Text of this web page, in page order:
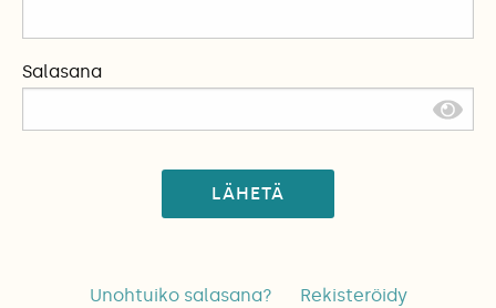
Salasana
LÄHETÄ
Unohtuiko salasana? Rekisteröidy